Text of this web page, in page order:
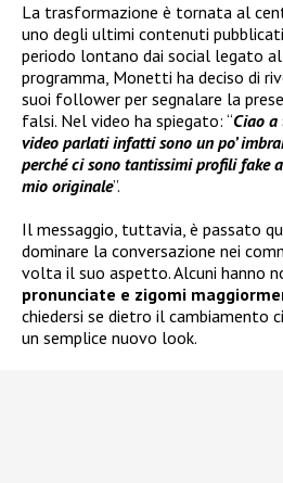
La trasformazione è tornata al
uno degli ultimi contenuti
periodo lontano dai social legato
programma, Monetti ha deciso di
suoi follower per segnalare la
falsi. Nel video ha spiegato: “Ciao
video parlati infatti sono un po’
perché ci sono tantissimi profili fake
mio originale”.
Il messaggio, tuttavia, è passato
dominare la conversazione nei
volta il suo aspetto. Alcuni hanno
pronunciate e zigomi
chiedersi se dietro il cambiamento
un semplice nuovo look.